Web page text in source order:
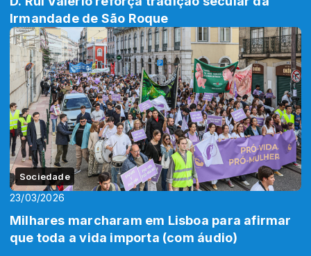
Irmandade de São Roque
Sociedade
23/03/2026
Milhares marcharam em Lisboa para afirmar
que toda a vida importa (com áudio)